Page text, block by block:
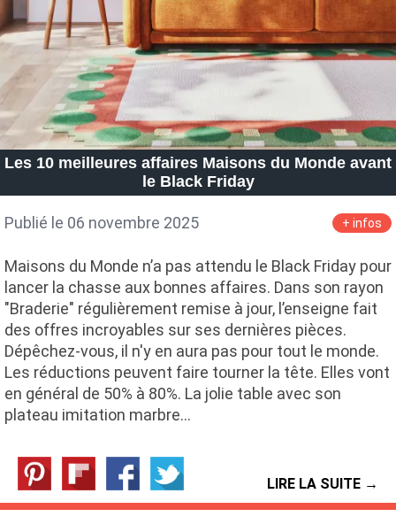
Les 10 meilleures affaires Maisons du Monde avant
le Black Friday
Publié le 06 novembre 2025 + infos
Maisons du Monde n’a pas attendu le Black Friday pour
lancer la chasse aux bonnes affaires. Dans son rayon
"Braderie" régulièrement remise à jour, l’enseigne fait
des offres incroyables sur ses dernières pièces.
Dépêchez-vous, il n'y en aura pas pour tout le monde.
Les réductions peuvent faire tourner la tête. Elles vont
en général de 50% à 80%. La jolie table avec son
plateau imitation marbre…
LIRE LA SUITE →